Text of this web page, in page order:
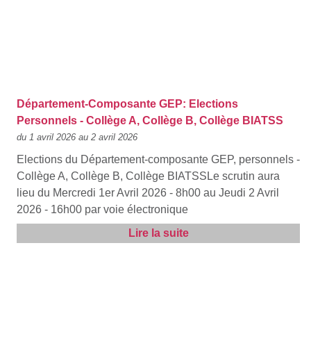
Département-Composante GEP: Elections
Personnels - Collège A, Collège B, Collège BIATSS
du 1 avril 2026 au 2 avril 2026
Elections du Département-composante GEP, personnels -
Collège A, Collège B, Collège BIATSSLe scrutin aura
lieu du Mercredi 1er Avril 2026 - 8h00 au Jeudi 2 Avril
2026 - 16h00 par voie électronique
Lire la suite